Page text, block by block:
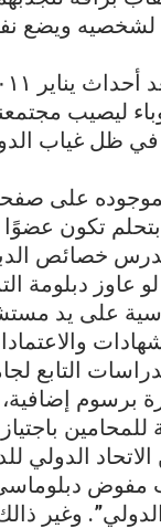
لشخصيه ويضع
ليصيب
غياب الدور
على
بتحلم تكون
خصائص
دبلومة
على يد
التابع
برسوم
للمحامين
الدولي
بلقب مفوض
وغير